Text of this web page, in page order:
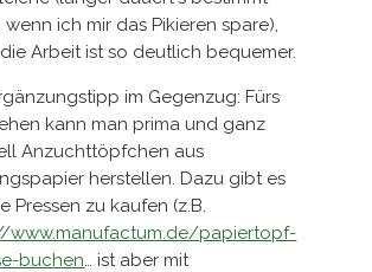
wenn ich mir das Pikieren spare),
Arbeit ist so deutlich bequemer.
im Gegenzug: Fürs
kann man prima und ganz
Anzuchttöpfchen aus
herstellen. Dazu gibt es
Pressen zu kaufen (z.B.
www.manufactum.de/papiertopf-
buchen … ist aber mit